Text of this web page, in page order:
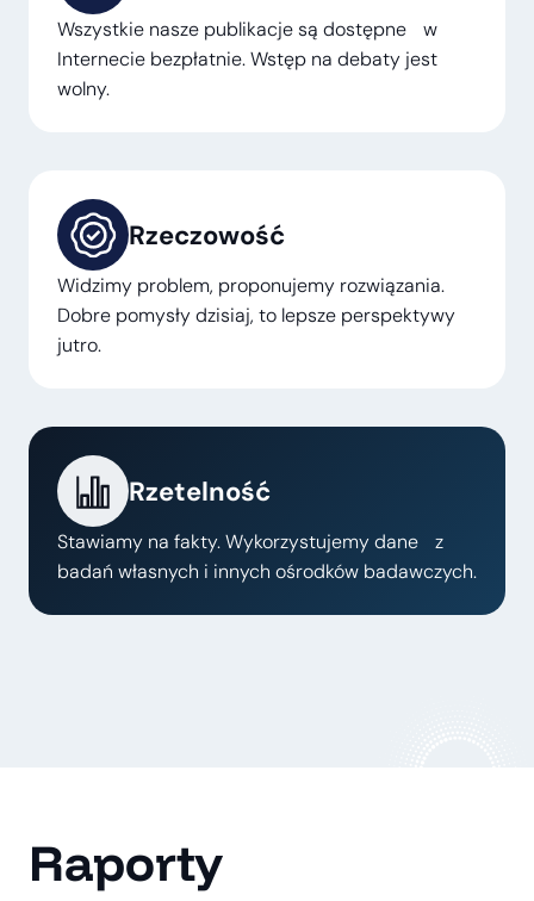
Wszystkie nasze publikacje są dostępne w
Internecie bezpłatnie. Wstęp na debaty jest
wolny.
Rzeczowość
Widzimy problem, proponujemy rozwiązania.
Dobre pomysły dzisiaj, to lepsze perspektywy
jutro.
Rzetelność
Stawiamy na fakty. Wykorzystujemy dane z
badań własnych i innych ośrodków badawczych.
Raporty